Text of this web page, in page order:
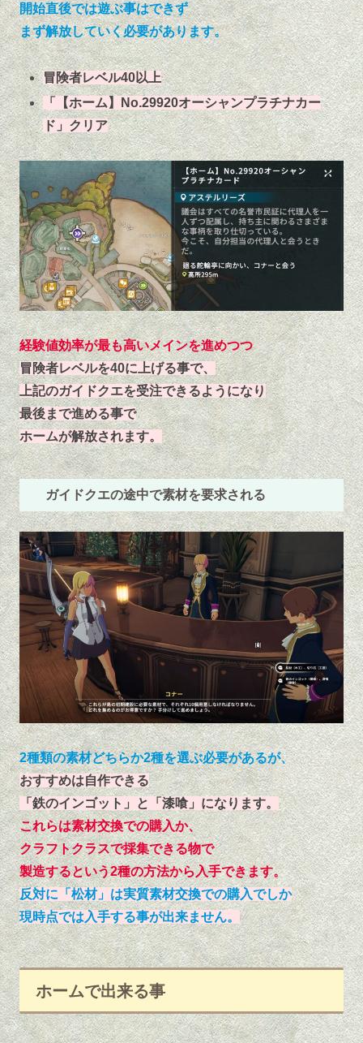
開始直後では遊ぶ事はできず
まず解放していく必要があります。
冒険者レベル40以上
「【ホーム】No.29920オーシャンプラチナカー
ド」クリア
経験値効率が最も高いメインを進めつつ
冒険者レベルを40に上げる事で、
上記のガイドクエを受注できるようになり
最後まで進める事で
ホームが解放されます。
ガイドクエの途中で素材を要求される
2種類の素材どちらか2種を選ぶ必要があるが、
おすすめは自作できる
「鉄のインゴット」と「漆喰」になります。
これらは素材交換での購入か、
クラフトクラスで採集できる物で
製造するという2種の方法から入手できます。
反対に「松材」は実質素材交換での購入でしか
現時点では入手する事が出来ません。
ホームで出来る事